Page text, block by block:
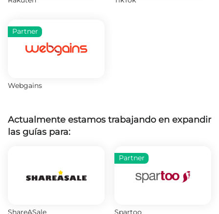
Partner
Webgains
Actualmente estamos trabajando en expandir
las guías para:
ShareASale
Partner
Spartoo